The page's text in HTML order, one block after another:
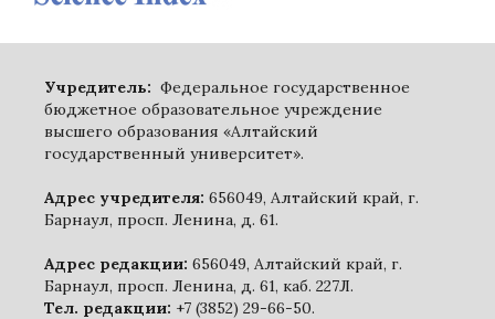
Учредитель: Федеральное государственное
бюджетное образовательное учреждение
высшего образования «Алтайский
государственный университет».
Адрес учредителя: 656049, Алтайский край, г.
Барнаул, просп. Ленина, д. 61.
Адрес редакции: 656049, Алтайский край, г.
Барнаул, просп. Ленина, д. 61, каб. 227Л.
Тел. редакции: +7 (3852) 29-66-50.